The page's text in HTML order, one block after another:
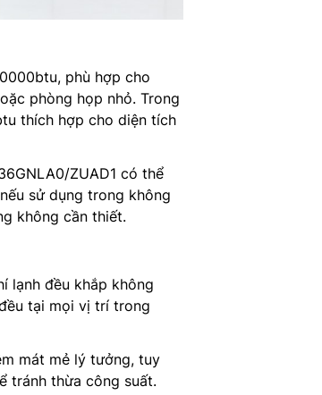
phù hợp cho
phòng họp nhỏ. Trong
thích hợp cho diện tích
ZUAD1 có thể
sử dụng trong không
không cần thiết.
lạnh đều khắp không
tại mọi vị trí trong
mát mẻ lý tưởng, tuy
tránh thừa công suất.